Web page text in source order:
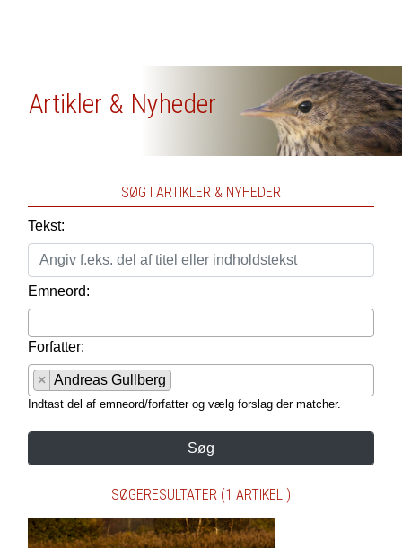
Artikler & Nyheder
SØG I ARTIKLER & NYHEDER
Tekst:
Emneord:
Forfatter:
× Andreas Gullberg
Indtast del af emneord/forfatter og vælg forslag der matcher.
Søg
SØGERESULTATER (1 ARTIKEL )